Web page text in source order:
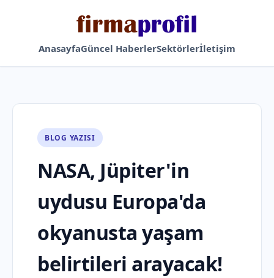
AnasayfaGüncel HaberlerSektörlerİletişim
BLOG YAZISI
NASA, Jüpiter'in
uydusu Europa'da
okyanusta yaşam
belirtileri arayacak!